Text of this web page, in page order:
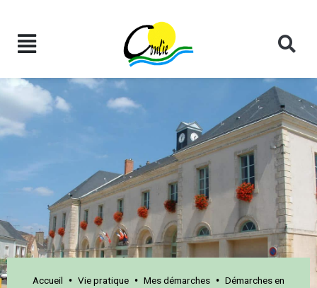
Accueil • Vie pratique • Mes démarches • Démarches en